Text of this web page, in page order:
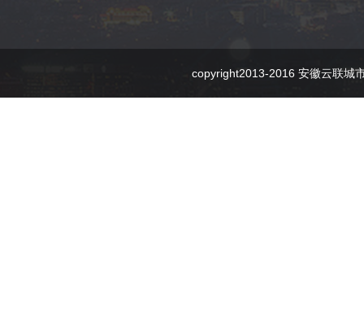
copyright2013-2016 安徽云联城